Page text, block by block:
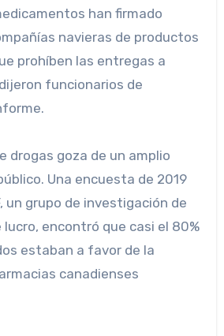
han firmado
navieras de productos
prohíben las entregas a
funcionarios de
drogas goza de un amplio
Una encuesta de 2019
un grupo de investigación de
lucro, encontró que casi el 80%
estaban a favor de la
canadienses